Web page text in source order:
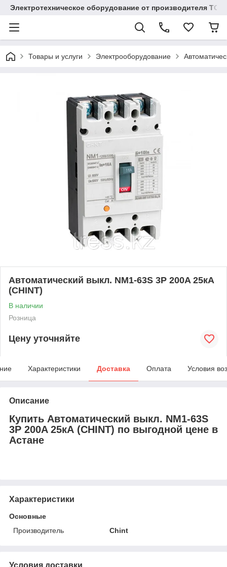
Электротехническое оборудование от производителя TOO
Товары и услуги Электрооборудование
Автоматический выкл. NМ1-63S 3P 200A 25кА
(CHINT)
В наличии
Розница
Цену уточняйте
Характеристики Доставка Оплата Условия
Описание
Купить Автоматический выкл. NМ1-63S
3P 200A 25кА (CHINT) по выгодной цене в
Астане
Характеристики
Основные
Производитель
Chint
Условия доставки